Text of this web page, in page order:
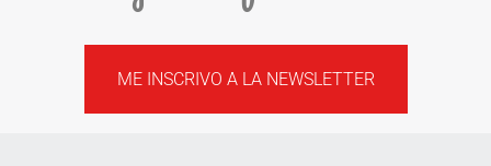
ME INSCRIVO A LA NEWSLETTER